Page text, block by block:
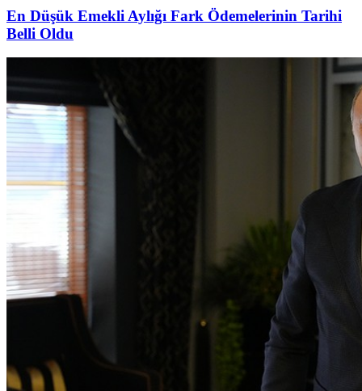
En Düşük Emekli Aylığı Fark Ödemelerinin Tarihi
Belli Oldu